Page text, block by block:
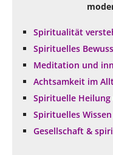
Spiritualität
Spirituelles
Meditation und
Achtsamkeit im
Spirituelle
Spirituelles Wissen
Gesellschaft &